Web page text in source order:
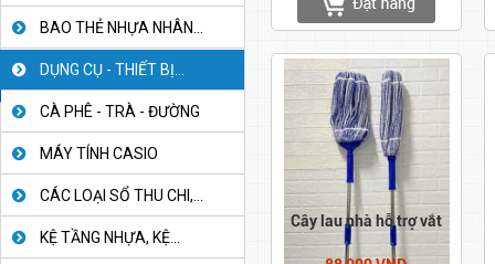
BAO THẺ NHỰA NHÂN...
DỤNG CỤ - THIẾT BỊ...
CÀ PHÊ - TRÀ - ĐƯỜNG
MÁY TÍNH CASIO
CÁC LOẠI SỔ THU CHI,...
KỆ TẦNG NHỰA, KỆ...
Cây lau nhà hỗ trợ vắt